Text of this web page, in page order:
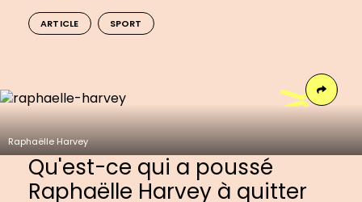
ARTICLE SPORT
Raphaëlle Harvey
Qu'est-ce qui a poussé
Raphaëlle Harvey à quitter